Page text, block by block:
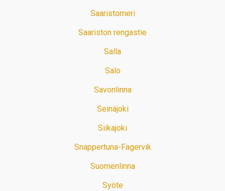
Saaristomeri
Saariston rengastie
Salla
Salo
Savonlinna
Seinäjoki
Siikajoki
Snappertuna-Fagervik
Suomenlinna
Syöte